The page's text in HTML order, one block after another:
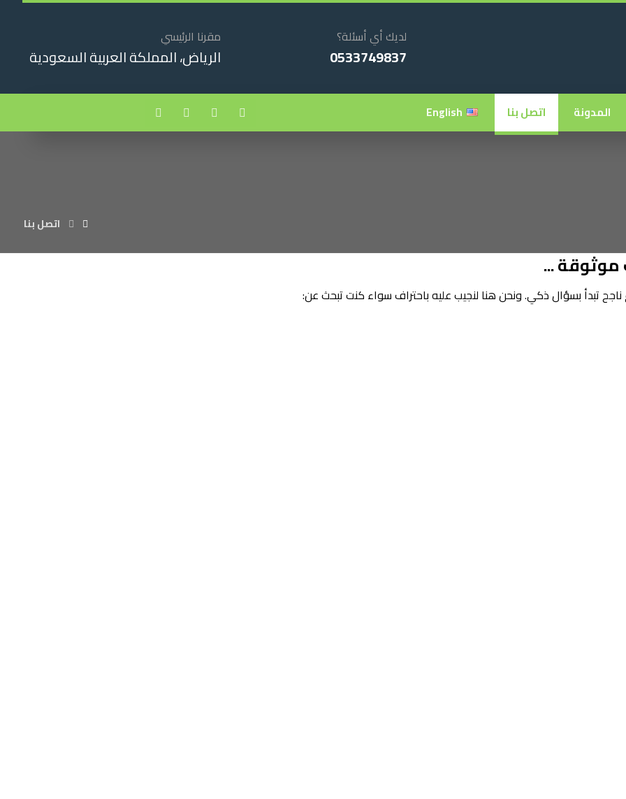
مقرنا الرئيسي
الرياض، المملكة العربية السعودية
لديك أي أسئلة؟
0533749837
المدونة اتصل بنا English
اتصل بنا
موثوقة ...
تبدأ بسؤال ذكي. ونحن هنا لنجيب عليه باحتراف سواء كنت تبحث عن: